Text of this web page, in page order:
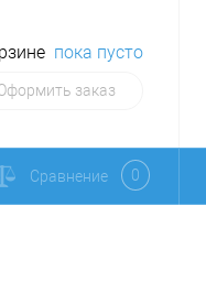
пока пусто
заказ
Сравнение 0